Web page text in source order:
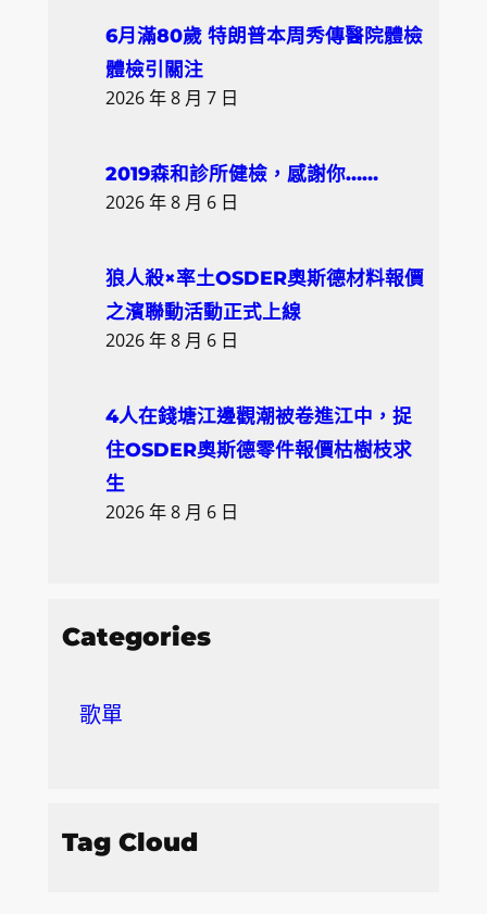
6月滿80歲 特朗普本周秀傳醫院體檢
體檢引關注
2026 年 8 月 7 日
2019森和診所健檢，感謝你……
2026 年 8 月 6 日
狼人殺×率土OSDER奧斯德材料報價
之濱聯動活動正式上線
2026 年 8 月 6 日
4人在錢塘江邊觀潮被卷進江中，捉
住OSDER奧斯德零件報價枯樹枝求
生
2026 年 8 月 6 日
Categories
歌單
Tag Cloud